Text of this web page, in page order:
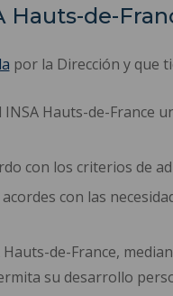
Hauts-de-
por la Dirección y que
Hauts-de-France
con los criterios de
con las
de-France,
su desarrollo